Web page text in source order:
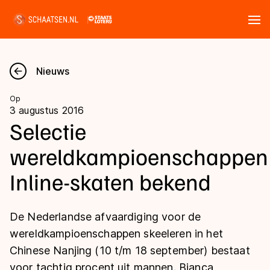
Nieuws
Kalender
Disciplines
Marathon
Inlineskaten
Uitslagen
Langebaan
Shorttrack
Marathon
Tijden & historie
Ranglijsten Langebaan
Nieuws
Op
3 augustus 2016
Selectie
wereldkampioenschappen
Inline-skaten bekend
De Nederlandse afvaardiging voor de
wereldkampioenschappen skeeleren in het
Chinese Nanjing (10 t/m 18 september) bestaat
voor tachtig procent uit mannen. Bianca